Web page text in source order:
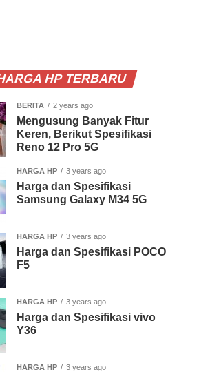
HP TERBARU
BERITA 2 years ago
Mengusung Banyak Fitur
Keren, Berikut Spesifikasi
Reno 12 Pro 5G
HARGA HP 3 years ago
Harga dan Spesifikasi
Samsung Galaxy M34 5G
HARGA HP 3 years ago
Harga dan Spesifikasi POCO
F5
HARGA HP 3 years ago
Harga dan Spesifikasi vivo
Y36
HARGA HP 3 years ago